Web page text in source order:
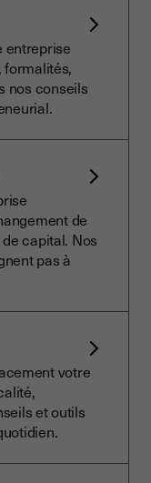
entreprise
formalités,
nos conseils
de
capital. Nos
pas à
votre
et outils